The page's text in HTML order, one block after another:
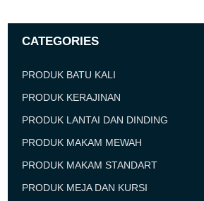
CATEGORIES
PRODUK BATU KALI
PRODUK KERAJINAN
PRODUK LANTAI DAN DINDING
PRODUK MAKAM MEWAH
PRODUK MAKAM STANDART
PRODUK MEJA DAN KURSI